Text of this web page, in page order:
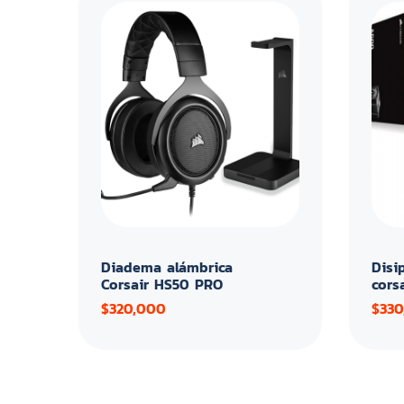
Diadema alámbrica
Corsair HS50 PRO
$320,000